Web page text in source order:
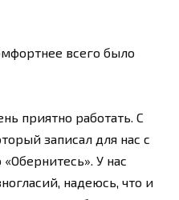
всего было
приятно работать. С
записал для нас с
У нас
надеюсь, что и